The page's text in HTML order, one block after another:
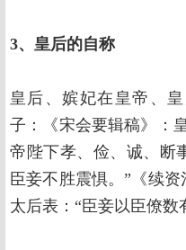
3、皇后的自称
皇后、嫔妃在皇帝、
子：《宋会要辑稿》：
帝陛下孝、俭、诚、断
臣妾不胜震惧。”《续
太后表：“臣妾以臣僚